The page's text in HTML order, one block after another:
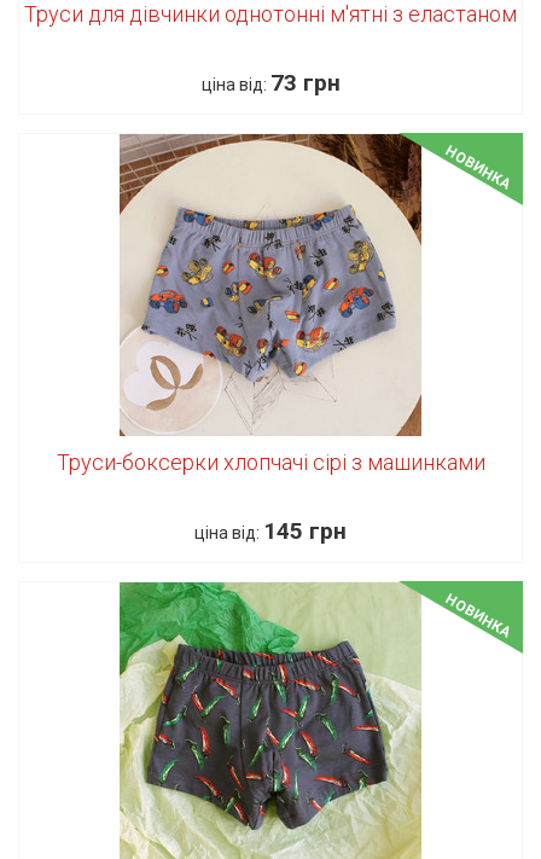
Труси для дівчинки однотонні м'ятні з еластаном
ціна від: 73 грн
НОВИНКА
Труси-боксерки хлопчачі сірі з машинками
ціна від: 145 грн
НОВИНКА